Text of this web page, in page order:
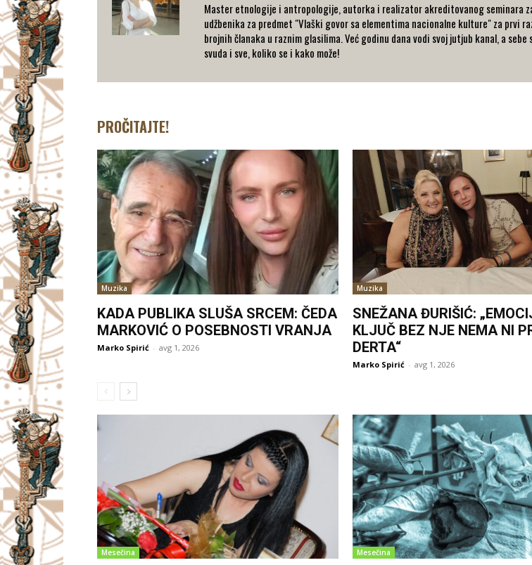
Master etnologije i antropologije, autorka i realizator akreditovanog seminara
udžbenika za predmet "Vlaški govor sa elementima nacionalne kulture" za prvi
brojnih članaka u raznim glasilima. Već godinu dana vodi svoj jutjub kanal, a
svuda i sve, koliko se i kako može!
PROČITAJTE!
Muzika
KADA PUBLIKA SLUŠA SRCEM: ČEDA
MARKOVIĆ O POSEBNOSTI VRANJA
Marko Spirić - avg 1, 2026
Muzika
SNEŽANA ĐURIŠIĆ:
KLJUČ BEZ NJE NEMA NI
DERTA“
Marko Spirić - avg 1, 2026
Mesečina Mesečina